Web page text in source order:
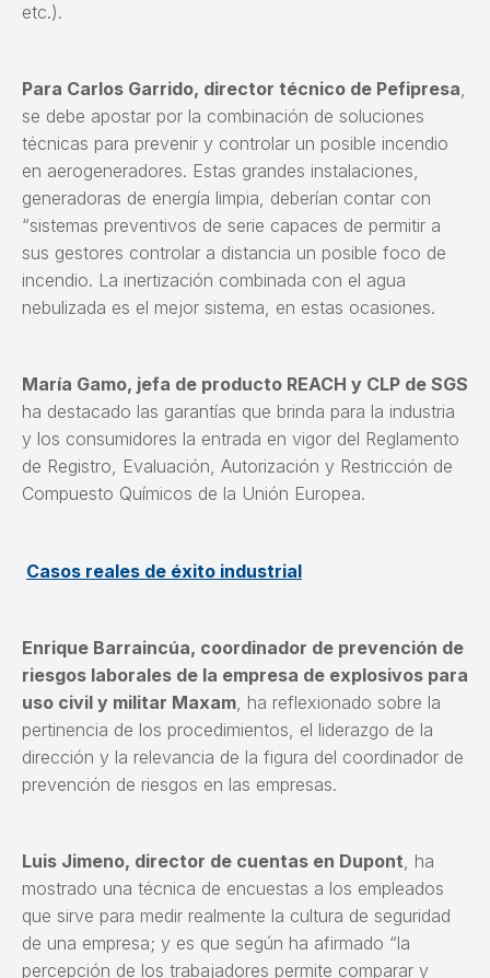
etc.).
Para Carlos Garrido, director técnico de Pefipresa,
se debe apostar por la combinación de soluciones
técnicas para prevenir y controlar un posible incendio
en aerogeneradores. Estas grandes instalaciones,
generadoras de energía limpia, deberían contar con
“sistemas preventivos de serie capaces de permitir a
sus gestores controlar a distancia un posible foco de
incendio. La inertización combinada con el agua
nebulizada es el mejor sistema, en estas ocasiones.
María Gamo, jefa de producto REACH y CLP de SGS
ha destacado las garantías que brinda para la industria
y los consumidores la entrada en vigor del Reglamento
de Registro, Evaluación, Autorización y Restricción de
Compuesto Químicos de la Unión Europea.
Casos reales de éxito industrial
Enrique Barraincúa, coordinador de prevención de
riesgos laborales de la empresa de explosivos para
uso civil y militar Maxam, ha reflexionado sobre la
pertinencia de los procedimientos, el liderazgo de la
dirección y la relevancia de la figura del coordinador de
prevención de riesgos en las empresas.
Luis Jimeno, director de cuentas en Dupont, ha
mostrado una técnica de encuestas a los empleados
que sirve para medir realmente la cultura de seguridad
de una empresa; y es que según ha afirmado “la
percepción de los trabajadores permite comparar y